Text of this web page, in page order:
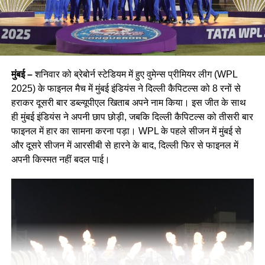
मामला दर्ज कर लिया है।
वरिष्ठ निरीक्षक हनीफ मुलानी ने कहा यह स्पष्ट रूप से घरेलू हिंसा और
बर्बरता का मामला है। आरोपी ने सोच-समझकर हत्या की और पुलिस को
गुमराह करने की कोशिश की। आगे की जांच जारी है।”
बच्ची की बहादुरी बनी अहम गवाही
इस घटना में जहां एक तरफ महिला की दर्दनाक मौत ने सबको झकझोर दिया,
वहीं मासूम बेटी की बहादुरी ने इंसाफ की राह खोली। उसने सच बोलने की
हिम्मत दिखाई, जो इस केस का सबसे बड़ा मोड़ साबित हुआ।
मुंबई –शनिवार को ब्रेबोर्न स्टेडियम में हुए वुमेन्स प्रीमियर लीग (WPL
2025) के फाइनल मैच में मुंबई इंडियंस ने दिल्ली कैपिटल्स को 8 रनों से
हराकर दूसरी बार डब्ल्यूपीएल खिताब अपने नाम किया। इस जीत के साथ
ही मुंबई इंडियंस ने अपनी छाप छोड़ी, जबकि दिल्ली कैपिटल्स को तीसरी बार
फाइनल में हार का सामना करना पड़ा। WPL के पहले सीजन में मुंबई से
और दूसरे सीजन में आरसीबी से हारने के बाद, दिल्ली फिर से फाइनल में
अपनी किस्मत नहीं बदल पाई।